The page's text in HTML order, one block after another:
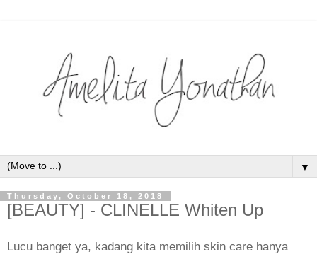
▼
Thursday, October 18, 2018
[BEAUTY] - CLINELLE Whiten Up
Lucu banget ya, kadang kita memilih skin care hanya